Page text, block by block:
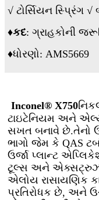
√ ટોર્સિયન સ્પ્રિંગ √
♦કદ: ગ્રાહકોની
♦ધોરણો: AMS5669
Inconel® X750
ટાઇટેનિયમ અને
સખત બનાવે છે.તેનો
ભાગો જેમ કે QAS
ઉર્જા પ્લાન્ટ
ટૂલ્સ અને
એલોય રાસાયણિક
પ્રતિરોધક છે, અને